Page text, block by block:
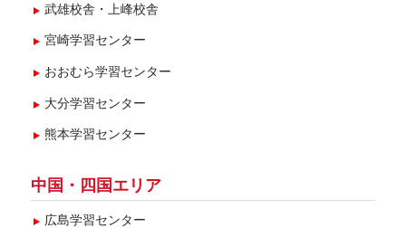
武雄校舎・上峰校舎
宮崎学習センター
おおむら学習センター
大分学習センター
熊本学習センター
中国・四国エリア
広島学習センター